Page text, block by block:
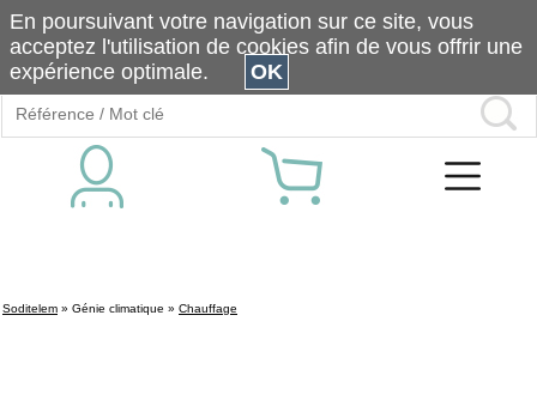
Soditelem » Génie climatique » Chauffage
En poursuivant votre navigation sur ce site, vous
acceptez l'utilisation de cookies afin de vous offrir une
expérience optimale.
OK